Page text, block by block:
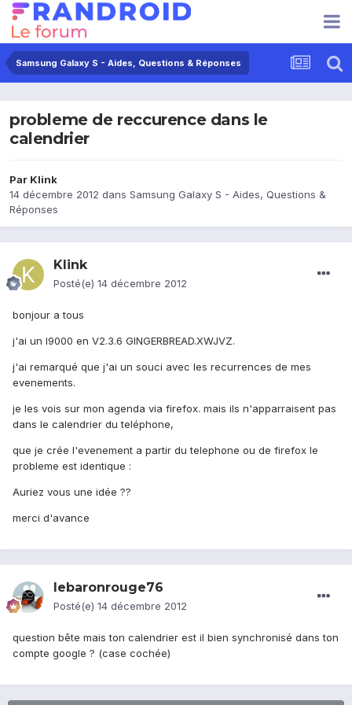
Samsung Galaxy S - Aides, Questions & Réponses
probleme de reccurence dans le
calendrier
Par Klink
14 décembre 2012 dans Samsung Galaxy S - Aides, Questions &
Réponses
Klink
Posté(e) 14 décembre 2012
bonjour a tous
j'ai un I9000 en V2.3.6 GINGERBREAD.XWJVZ.
j'ai remarqué que j'ai un souci avec les recurrences de mes
evenements.
je les vois sur mon agenda via firefox. mais ils n'apparraisent pas
dans le calendrier du teléphone,
que je crée l'evenement a partir du telephone ou de firefox le
probleme est identique :
Auriez vous une idée ??
merci d'avance
lebaronrouge76
Posté(e) 14 décembre 2012
question bête mais ton calendrier est il bien synchronisé dans ton
compte google ? (case cochée)